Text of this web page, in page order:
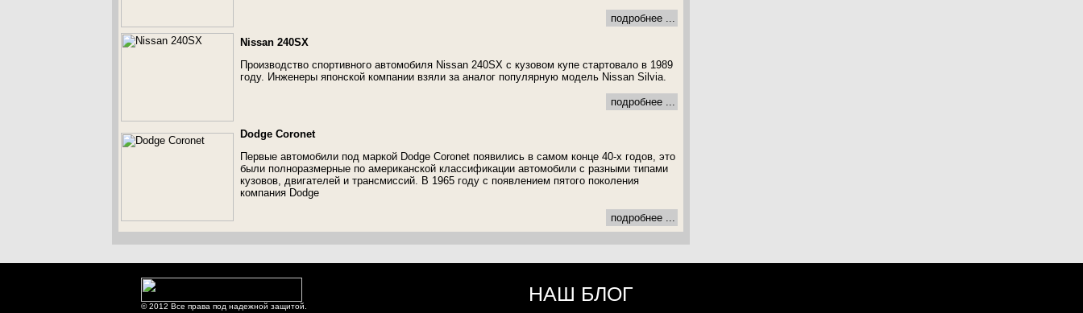
подробнее ...
Nissan 240SX
Производство спортивного автомобиля Nissan 240SX с кузовом купе стартовало в 1989
году. Инженеры японской компании взяли за аналог популярную модель Nissan Silvia.
подробнее ...
Dodge Coronet
Первые автомобили под маркой Dodge Coronet появились в самом конце 40-х годов, это
были полноразмерные по американской классификации автомобили с разными типами
кузовов, двигателей и трансмиссий. В 1965 году с появлением пятого поколения
компания Dodge
подробнее ...
© 2012 Все права под надежной защитой.
НАШ БЛОГ